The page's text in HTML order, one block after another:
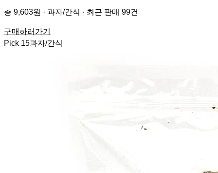
총 9,603원 · 과자/간식 · 최근 판매 99건
구매하러가기
Pick 15과자/간식